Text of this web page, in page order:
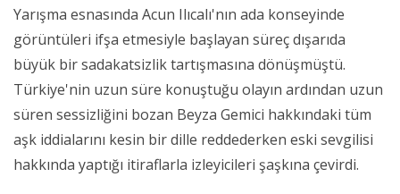
Yarışma esnasında Acun Ilıcalı'nın ada konseyinde
görüntüleri ifşa etmesiyle başlayan süreç dışarıda
büyük bir sadakatsizlik tartışmasına dönüşmüştü.
Türkiye'nin uzun süre konuştuğu olayın ardından uzun
süren sessizliğini bozan Beyza Gemici hakkındaki tüm
aşk iddialarını kesin bir dille reddederken eski sevgilisi
hakkında yaptığı itiraflarla izleyicileri şaşkına çevirdi.